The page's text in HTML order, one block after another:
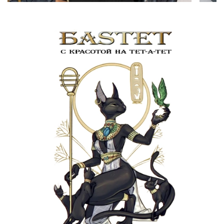
В линейку входят:
Бессульфатный шампунь.Хорошо очищает,
укрепляет волосы, обеспечивает высокий уровень
Смываемая сыворотка.
Глубоко проникает в
волокно, восстанавливая прочность волос на
молекулярном уровне.
Концентрированная маска. Мгновенно наполняет и
укрепляет волосы, восстанавливает молекулярные
слои волос.
Особенности
Пептидный бондер.Восстанавливает разрушенные
пептидные связи внутри волоса, укрепляя его
структуру изнутри.
5 аминокислот.Обеспечивают строительный
материал для восстановления повреждённых
участков, возвращая волокну эластичность и